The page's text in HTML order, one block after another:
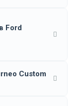
Ford
Custom